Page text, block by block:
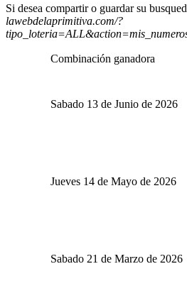
Si desea compartir o guardar su
lawebdelaprimitiva.com/?
Combinación ganadora
Sabado 13 de Junio de 2026
Jueves 14 de Mayo de 2026
Sabado 21 de Marzo de 2026